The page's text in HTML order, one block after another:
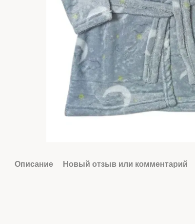
Описание Новый отзыв или комментарий